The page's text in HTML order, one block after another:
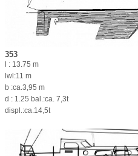
353
l : 13.75 m
lwl:11 m
b :ca.3,95 m
d : 1.25 bal.:ca. 7,3t
displ.:ca.14,5t